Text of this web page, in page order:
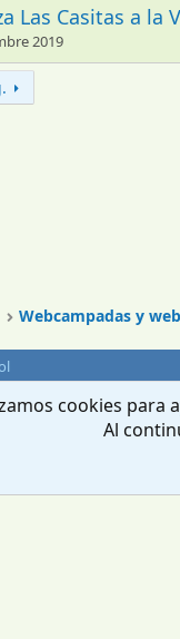
Las Casitas a la
2019
Webcampadas y
© 2010-2024 XenForo Ltd.
cookies para
Al